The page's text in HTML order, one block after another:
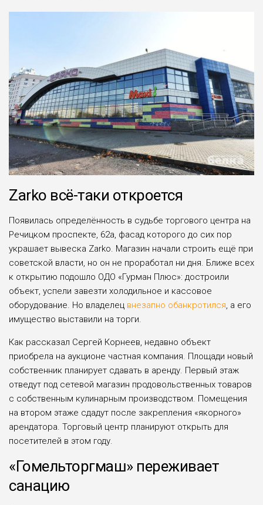
Zarko всё-таки откроется
Появилась определённость в судьбе торгового центра на
Речицком проспекте, 62а, фасад которого до сих пор
украшает вывеска Zarko. Магазин начали строить ещё при
советской власти, но он не проработал ни дня. Ближе всех
к открытию подошло ОДО «Гурман Плюс»: достроили
объект, успели завезти холодильное и кассовое
оборудование. Но владелец внезапно обанкротился, а его
имущество выставили на торги.
Как рассказал Сергей Корнеев, недавно объект
приобрела на аукционе частная компания. Площади новый
собственник планирует сдавать в аренду. Первый этаж
отведут под сетевой магазин продовольственных товаров
с собственным кулинарным производством. Помещения
на втором этаже сдадут после закрепления «якорного»
арендатора. Торговый центр планируют открыть для
посетителей в этом году.
«Гомельторгмаш» переживает
санацию